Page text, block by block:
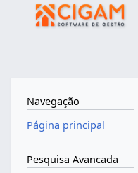
Navegação
Página principal
Pesquisa Avancada